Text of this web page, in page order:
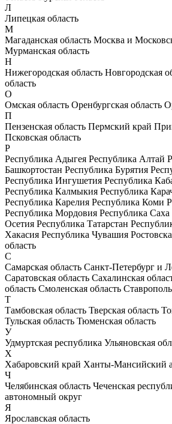
Л
Липецкая область
М
Магаданская область Москва и
Мурманская область
Н
Нижегородская область Новгородская
область
О
Омская область Оренбургская область
П
Пензенская область Пермский край
Псковская область
Р
Республика Адыгея Республика Алтай
Башкортостан Республика Бурятия
Республика Ингушетия Республика
Республика Калмыкия Республика
Республика Карелия Республика Коми
Республика Мордовия Республика Саха
Осетия Республика Татарстан
Хакасия Республика Чувашия
область
С
Самарская область Санкт-Петербург и
Саратовская область Сахалинская
область Смоленская область
Т
Тамбовская область Тверская область
Тульская область Тюменская область
У
Удмуртская республика Ульяновская
Х
Хабаровский край Ханты-Мансийский
Ч
Челябинская область Чеченская
автономный округ
Я
Ярославская область